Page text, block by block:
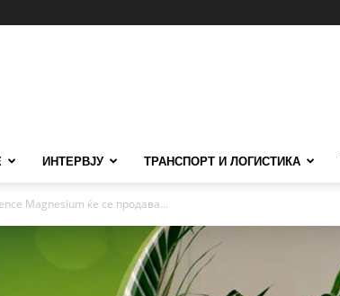
ИНТЕРВЈУ ТРАНСПОРТ И ЛОГИСТИКА
Magnesium ќе се продава...